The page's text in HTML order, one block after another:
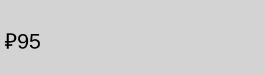
₽95